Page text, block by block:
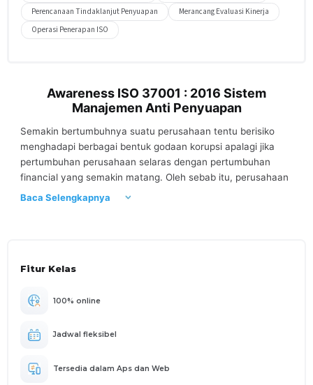
Perencanaan Tindaklanjut Penyuapan
Merancang Evaluasi Kinerja
Operasi Penerapan ISO
Awareness ISO 37001 : 2016 Sistem
Manajemen Anti Penyuapan
Semakin bertumbuhnya suatu perusahaan tentu berisiko
menghadapi berbagai bentuk godaan korupsi apalagi jika
pertumbuhan perusahaan selaras dengan pertumbuhan
financial yang semakin matang. Oleh sebab itu, perusahaan
seperti itu perlu memberlakukan budaya organisasi menuju
materiil yang akan dialami oleh perusahaan. Tentu saja
dan pemilik namun juga membawa dampak bagi para
perlu memberikan pengetahuan pada para pekerja atau
manajemen anti penyuapan. Tidak hanya itu, melainkan juga
menerapkan sistem manajemen ini untuk menghindarkan
Baca Selengkapnya
Fitur Kelas
100% online
Jadwal fleksibel
Tersedia dalam Aps dan Web